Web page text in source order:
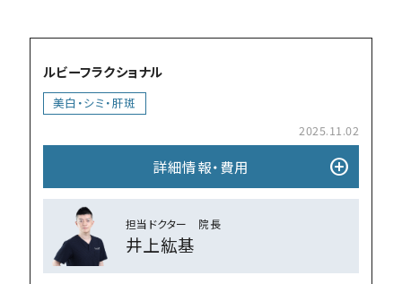
ルビーフラクショナル
美⽩・シミ・肝斑
2025.11.02
詳細情報・費⽤ add_circle
担当ドクター 院⻑
井上紘基